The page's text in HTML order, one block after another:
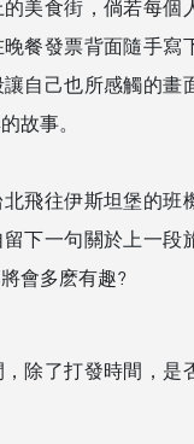
美食街，倘若每個
餐發票背面隨手寫
自己也所感觸的畫
故事。
飛往伊斯坦堡的班
下一句關於上一段
會多麽有趣?
除了打發時間，是